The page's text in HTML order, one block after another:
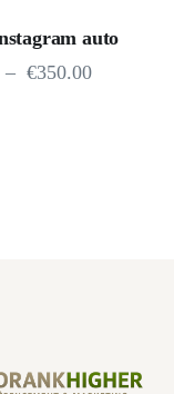
auto
– €350.00